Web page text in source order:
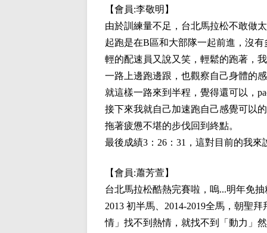
【會員:李敬明 】
由於訓練量不足，台北馬拉松不敢做
起跑是在B區和大部隊一起前進，沒
輕的配速員又說又笑，輕鬆的跑著，
一路上邊跑邊跟，也觀察自己身體的
就這樣一路來到半程，覺得還可以，
接下來我就自己加速跑自己感覺可以
拖著疲憊不堪的步伐回到終點。
最後成績3：26：31，這對目前的我
【會員:蕭芳萱】
台北馬拉松酷熱完賽啦，嗚...明年免
2013 初半馬、2014-2019全馬，朝聖
情」找不到熱情，就找不到「動力」